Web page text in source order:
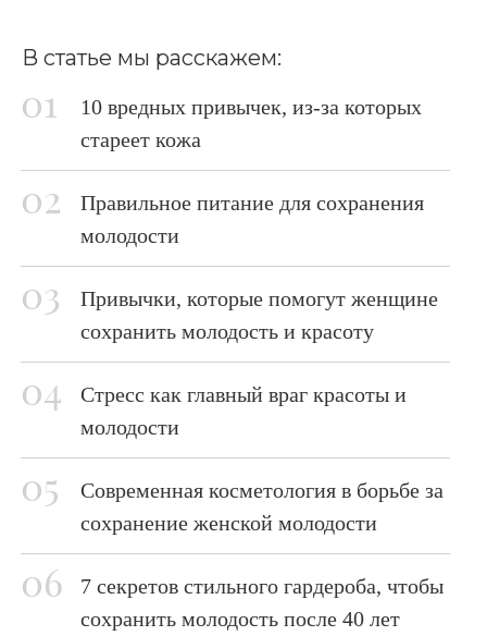
В статье мы расскажем:
10 вредных привычек, из-за которых
стареет кожа
Правильное питание для сохранения
молодости
Привычки, которые помогут женщине
сохранить молодость и красоту
Стресс как главный враг красоты и
молодости
Современная косметология в борьбе за
сохранение женской молодости
7 секретов стильного гардероба, чтобы
сохранить молодость после 40 лет